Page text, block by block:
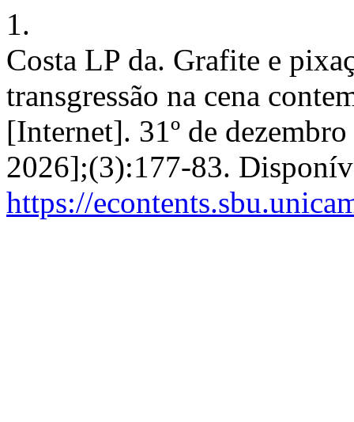
1.
Costa LP da. Grafite e
transgressão na cena
[Internet]. 31º de
2026];(3):177-83.
https://